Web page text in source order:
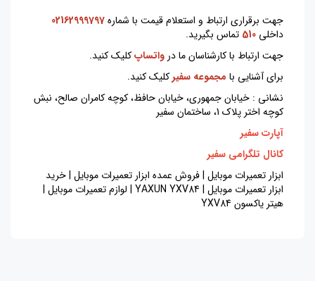
جهت برقراری ارتباط و استعلام قیمت با شماره02162999797
داخلی 510 تماس بگیرید.
جهت ارتباط با کارشناسان ما در واتساپکلیک کنید.
برای آشنایی با مجموعه سفیرکلیک کنید.
نشانی : خیابان جمهوری، خیابان حافظ، کوچه کامران صالح، نبش
کوچه اختر پلاک 1، ساختمان سفیر
آپارت سفیر
کانال تلگرامی سفیر
ابزار تعمیرات موبایل | فروش عمده ابزار تعمیرات موبایل | خرید
ابزار تعمیرات موبایل | YAXUN YXV84 | لوازم تعمیرات موبایل |
هیتر یاکسون YXV84